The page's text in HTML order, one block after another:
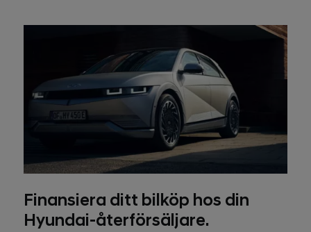
Finansiera ditt bilköp hos din
Hyundai-återförsäljare.